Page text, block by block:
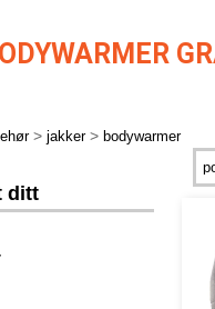
> jakker > bodywarmer
ditt